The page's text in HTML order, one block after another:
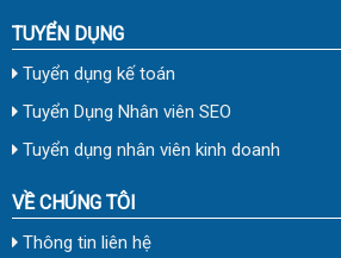
TUYỂN DỤNG
Tuyển dụng kế toán
Tuyển Dụng Nhân viên SEO
Tuyển dụng nhân viên kinh doanh
VỀ CHÚNG TÔI
Thông tin liên hệ